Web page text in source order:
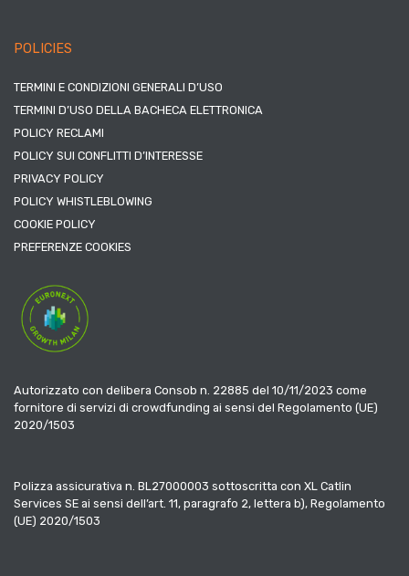
POLICIES
TERMINI E CONDIZIONI GENERALI D’USO
TERMINI D’USO DELLA BACHECA ELETTRONICA
POLICY RECLAMI
POLICY SUI CONFLITTI D’INTERESSE
PRIVACY POLICY
POLICY WHISTLEBLOWING
COOKIE POLICY
PREFERENZE COOKIES
Autorizzato con delibera Consob n. 22885 del 10/11/2023 come
fornitore di servizi di crowdfunding ai sensi del Regolamento (UE)
2020/1503
Polizza assicurativa n. BL27000003 sottoscritta con XL Catlin
Services SE ai sensi dell’art. 11, paragrafo 2, lettera b), Regolamento
(UE) 2020/1503